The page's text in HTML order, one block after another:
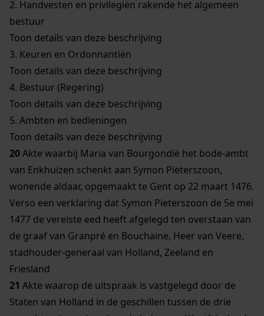
2. Handvesten en privilegiën rakende het algemeen
bestuur
Toon details van deze beschrijving
3. Keuren en Ordonnantiën
Toon details van deze beschrijving
4. Bestuur (Regering)
Toon details van deze beschrijving
5. Ambten en bedieningen
Toon details van deze beschrijving
20Akte waarbij Maria van Bourgondië het bode-ambt
van Enkhuizen schenkt aan Symon Pieterszoon,
wonende aldaar, opgemaakt te Gent op 22 maart 1476.
Verso een verklaring dat Symon Pieterszoon de 5e mei
1477 de vereiste eed heeft afgelegd ten overstaan van
de graaf van Granpré en Bouchaine, Heer van Veere,
stadhouder-generaal van Holland, Zeeland en
Friesland
21 Akte waarop de uitspraak is vastgelegd door de
Staten van Holland in de geschillen tussen de drie